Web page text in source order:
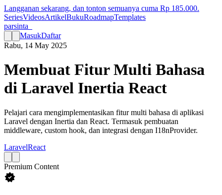
Langganan sekarang, dan tonton semuanya cuma Rp 185.000.
SeriesVideosArtikelBukuRoadmapTemplates
parsinta_
MasukDaftar
Rabu, 14 May 2025
Membuat Fitur Multi Bahasa
di Laravel Inertia React
Pelajari cara mengimplementasikan fitur multi bahasa di aplikasi
Laravel dengan Inertia dan React. Termasuk pembuatan
middleware, custom hook, dan integrasi dengan I18nProvider.
LaravelReact
Premium Content